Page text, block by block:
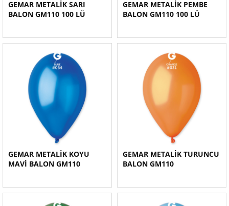
GEMAR METALİK SARI
BALON GM110 100 LÜ
GEMAR METALİK PEMBE
BALON GM110 100 LÜ
GEMAR METALİK KOYU
MAVİ BALON GM110
GEMAR METALİK TURUNCU
BALON GM110